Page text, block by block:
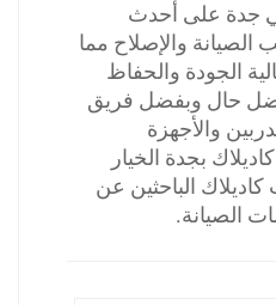
جدة على أحدث
الصيانة والإصلاح مما
الجودة والحفاظ
حال وبفضل فريق
والأجهزة
بجدة الخيار
الباحثين عن
الصيانة.